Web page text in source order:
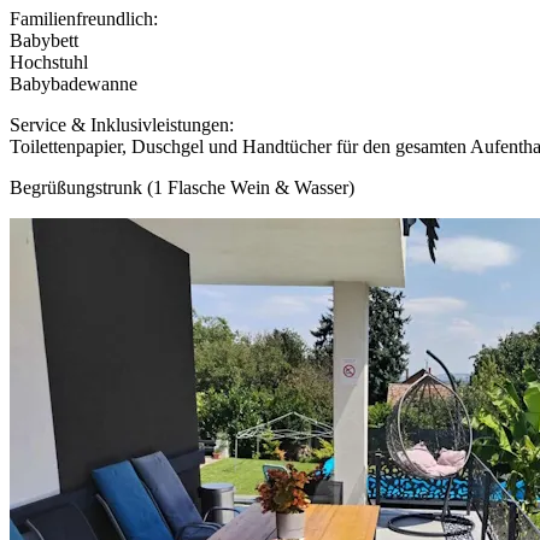
Familienfreundlich:
Babybett
Hochstuhl
Babybadewanne
Service & Inklusivleistungen:
Toilettenpapier, Duschgel und Handtücher für den gesamten
Begrüßungstrunk (1 Flasche Wein & Wasser)